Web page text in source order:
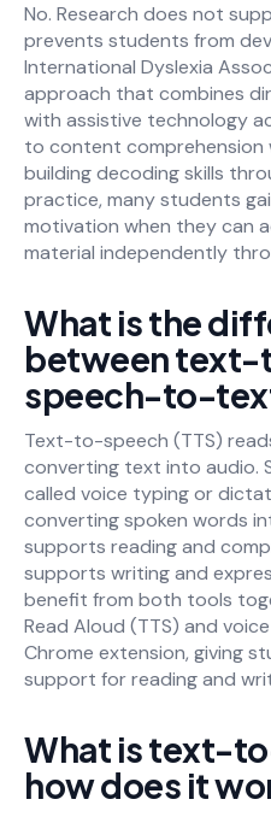
No. Research does not
prevents students from
International Dyslexia
approach that combines
with assistive technology
to content comprehension
building decoding skills
practice, many students
motivation when they can
material independently
What is the
between text-
speech-to-
Text-to-speech (TTS)
converting text into audio.
called voice typing or
converting spoken words
supports reading and
supports writing and
benefit from both tools
Read Aloud (TTS) and
Chrome extension, giving
support for reading and
What is text-
how does it